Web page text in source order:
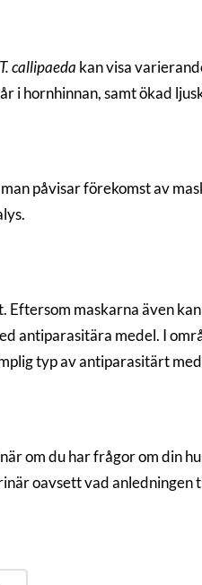
T. callipaeda kan visa
i hornhinnan, samt ökad
påvisar förekomst av
Eftersom maskarna även
antiparasitära medel. I
typ av antiparasitärt
om du har frågor om din
oavsett vad anledningen